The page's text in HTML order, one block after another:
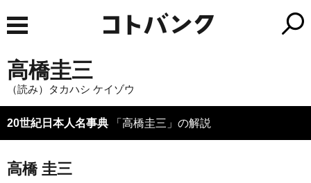
高橋圭三
（読み）タカハシ ケイゾウ
20世紀日本人名事典 「高橋圭三」の解説
高橋 圭三